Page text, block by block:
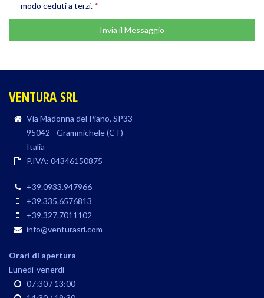
modo ceduti a terzi. *
Invia il Messaggio
VENTURA SRL
Via Madonna del Piano, SP33
95042 - Grammichele (CT)
Italia
P.IVA: 04346150875
+39.0933.947966
+39.335.6576813
+39.327.7011102
info@venturasrl.com
Orari di apertura
Lunedì-venerdì
07:30 / 13:00